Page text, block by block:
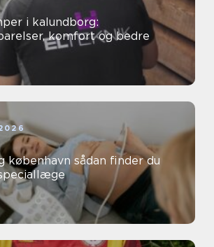
i kalundborg:
komfort og bedre
sådan finder du